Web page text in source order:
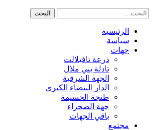
الرئيسية
سياسة
جهات
درعة تافيلالت
تادلة بني ملال
الجهة الشرقية
الدار البيضاء الكبرى
طنجة الحسيمة
جهة الصحراء
باقي الجهات
مجتمع